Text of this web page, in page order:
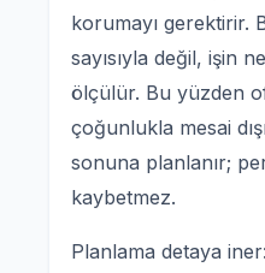
korumayı gerektirir.
sayısıyla değil, işin
ölçülür. Bu yüzden
çoğunlukla mesai
sonuna planlanır;
kaybetmez.
Planlama detaya